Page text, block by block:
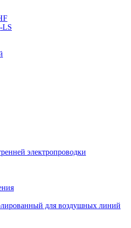
LS
электропроводки
для воздушных линий